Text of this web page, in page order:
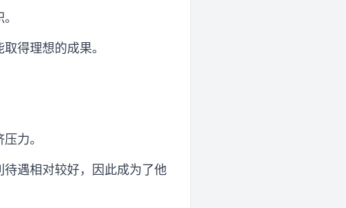
得理想的成果。
力。
遇相对较好，因此成为了他